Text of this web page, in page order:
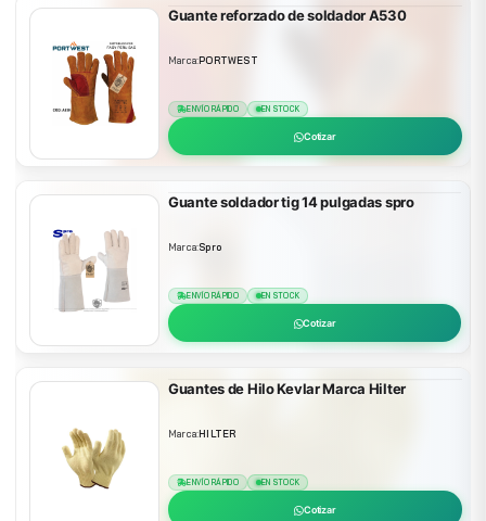
Guante reforzado de soldador A530
Marca:PORTWEST
ENVÍO RÁPIDO EN STOCK
Cotizar
Guante soldador tig 14 pulgadas spro
Marca:Spro
ENVÍO RÁPIDO EN STOCK
Cotizar
Guantes de Hilo Kevlar Marca Hilter
Marca:HILTER
ENVÍO RÁPIDO EN STOCK
Cotizar